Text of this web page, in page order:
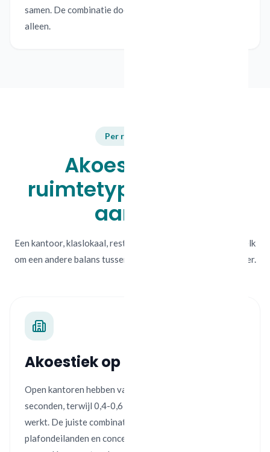
samen. De combinatie doet meer dan één maatregel
alleen.
Per ruimtetype
Akoestiek per
ruimtetype: de juiste
aanpak
Een kantoor, klaslokaal, restaurant en woonkamer vragen elk
om een andere balans tussen rust, verstaanbaarheid en sfeer.
Akoestiek op kantoor
Open kantoren hebben vaak een nagalmtijd van 1,0-1,5
seconden, terwijl 0,4-0,6 seconden veel prettiger
werkt. De juiste combinatie van wandpanelen,
plafondeilanden en concentratieschermen maakt